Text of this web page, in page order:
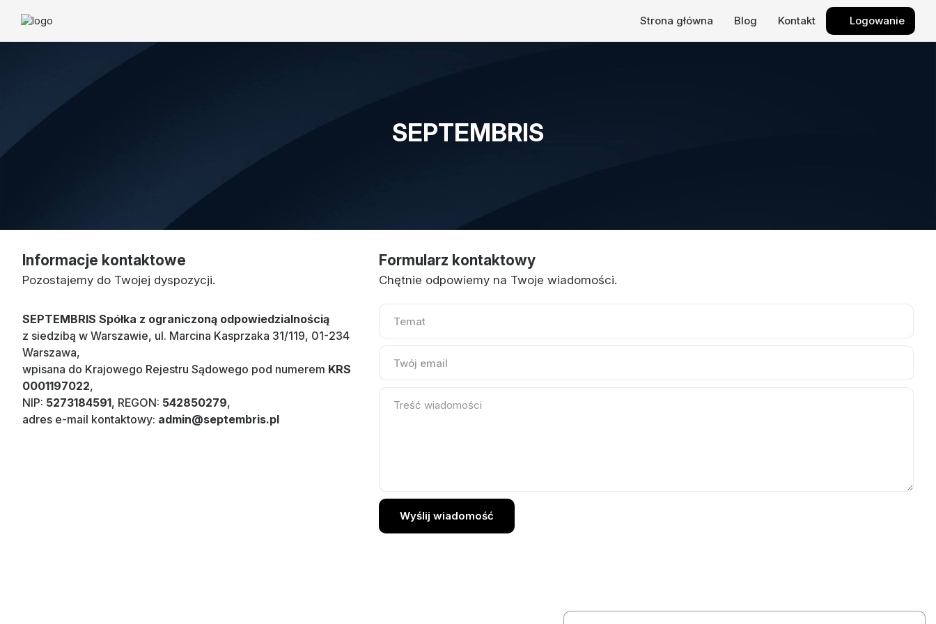
Strona główna Blog Kontakt Logowanie
SEPTEMBRIS
Informacje kontaktowe
Pozostajemy do Twojej dyspozycji.
SEPTEMBRIS Spółka z ograniczoną odpowiedzialnością
z siedzibą w Warszawie, ul. Marcina Kasprzaka 31/119, 01-234
Warszawa,
wpisana do Krajowego Rejestru Sądowego pod numerem KRS
0001197022,
NIP: 5273184591, REGON: 542850279,
adres e-mail kontaktowy: admin@septembris.pl
Formularz kontaktowy
Chętnie odpowiemy na Twoje wiadomości.
Wyślij wiadomość